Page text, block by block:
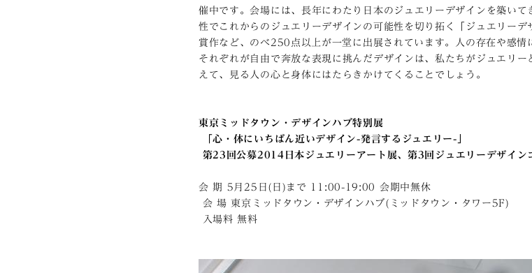
催中です。会場には、長年にわたり日本のジュエリーデザインを築い
性でこれからのジュエリーデザインの可能性を切り拓く「ジュエリー
賞作など、のべ250点以上が一堂に出展されています。人の存在や感情
それぞれが自由で奔放な表現に挑んだデザインは、私たちがジュエリ
えて、見る人の心と身体にはたらきかけてくることでしょう。
東京ミッドタウン・デザインハブ特別展
「心・体にいちばん近いデザイン-発言するジュエリー-」
第23回公募2014日本ジュエリーアート展、第3回ジュエリーデザイン
会 期 5月25日(日)まで 11:00-19:00 会期中無休
会 場 東京ミッドタウン・デザインハブ(ミッドタウン・タワー5F)
入場料 無料